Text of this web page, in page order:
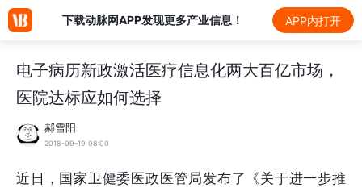
下载动脉网APP发现更多产业信息！ APP内打开
电子病历新政激活医疗信息化两大百亿市场，
医院达标应如何选择
郝雪阳
2018-09-19 08:00
近日，国家卫健委医政医管局发布了《关于进一步推